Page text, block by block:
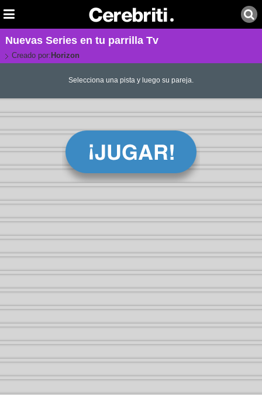
Nuevas Series en tu parrilla Tv
Creado por: Horizon
Selecciona una pista y luego su pareja.